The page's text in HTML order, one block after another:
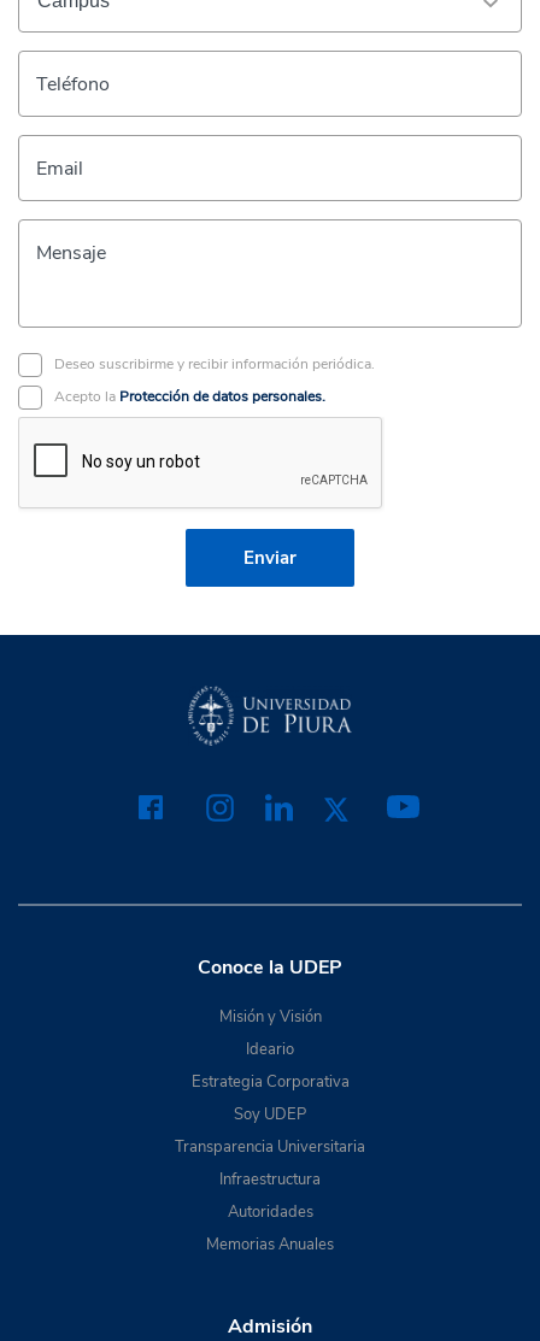
Teléfono
Email
Mensaje
Deseo suscribirme y recibir información periódica.
Acepto la Protección de datos personales.
Conoce la UDEP
Misión y Visión
Ideario
Estrategia Corporativa
Soy UDEP
Transparencia Universitaria
Infraestructura
Autoridades
Memorias Anuales
Admisión